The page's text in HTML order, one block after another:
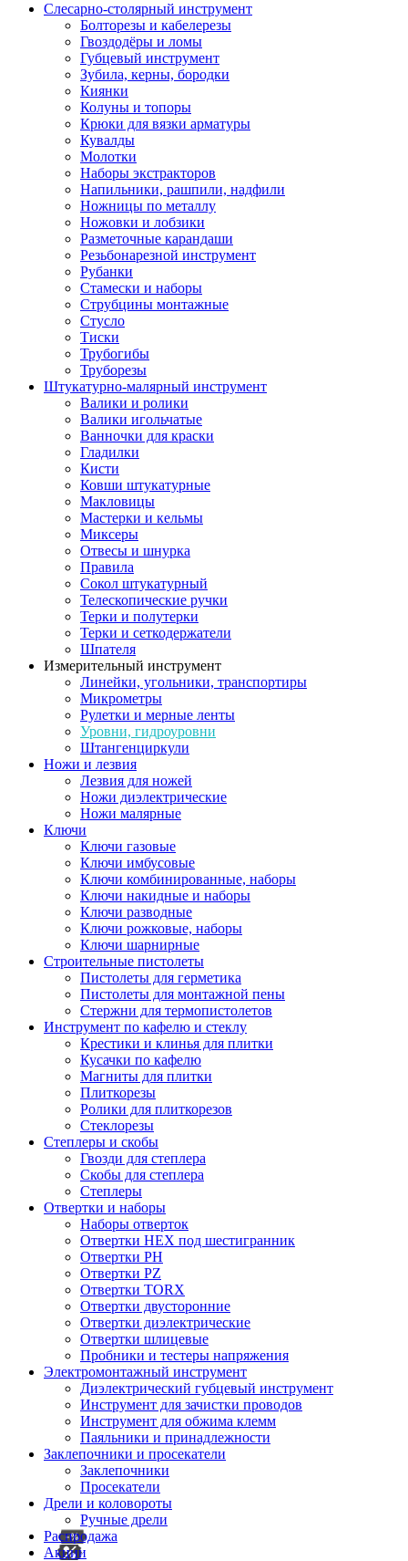
Слесарно-столярный инструмент
Болторезы и кабелерезы
Гвоздодёры и ломы
Губцевый инструмент
Зубила, керны, бородки
Киянки
Колуны и топоры
Крюки для вязки арматуры
Кувалды
Молотки
Наборы экстракторов
Напильники, рашпили, надфили
Ножницы по металлу
Ножовки и лобзики
Разметочные карандаши
Резьбонарезной инструмент
Рубанки
Стамески и наборы
Струбцины монтажные
Стусло
Тиски
Трубогибы
Труборезы
Штукатурно-малярный инструмент
Валики и ролики
Валики игольчатые
Ванночки для краски
Гладилки
Кисти
Ковши штукатурные
Макловицы
Мастерки и кельмы
Миксеры
Отвесы и шнурка
Правила
Сокол штукатурный
Телескопические ручки
Терки и полутерки
Терки и сеткодержатели
Шпателя
Измерительный инструмент
Линейки, угольники, транспортиры
Микрометры
Рулетки и мерные ленты
Уровни, гидроуровни
Штангенциркули
Ножи и лезвия
Лезвия для ножей
Ножи диэлектрические
Ножи малярные
Ключи
Ключи газовые
Ключи имбусовые
Ключи комбинированные, наборы
Ключи накидные и наборы
Ключи разводные
Ключи рожковые, наборы
Ключи шарнирные
Строительные пистолеты
Пистолеты для герметика
Пистолеты для монтажной пены
Стержни для термопистолетов
Инструмент по кафелю и стеклу
Крестики и клинья для плитки
Кусачки по кафелю
Магниты для плитки
Плиткорезы
Ролики для плиткорезов
Стеклорезы
Степлеры и скобы
Гвозди для степлера
Скобы для степлера
Степлеры
Отвертки и наборы
Наборы отверток
Отвертки HEX под шестигранник
Отвертки PH
Отвертки PZ
Отвертки TORX
Отвертки двусторонние
Отвертки диэлектрические
Отвертки шлицевые
Пробники и тестеры напряжения
Электромонтажный инструмент
Диэлектрический губцевый инструмент
Инструмент для зачистки проводов
Инструмент для обжима клемм
Паяльники и принадлежности
Заклепочники и просекатели
Заклепочники
Просекатели
Дрели и коловороты
Ручные дрели
Распродажа
Акции